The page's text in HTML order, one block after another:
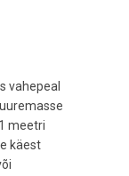
vahepeal
meetri
käest